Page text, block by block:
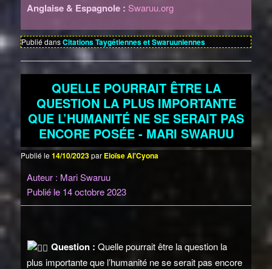
Anglaise & Espagnole : Swaruu.org
Publié dansCitations Taygétiennes et Swaruuniennes
QUELLE POURRAIT ÊTRE LA
QUESTION LA PLUS IMPORTANTE
QUE L’HUMANITÉ NE SE SERAIT PAS
ENCORE POSÉE - MARI SWARUU
Publié le14/10/2023par Eloïse Al'Cyona
Auteur : Mari Swaruu
Publié le 14 octobre 2023
Question : Quelle pourrait être la question la
plus importante que l’humanité ne se serait pas encore